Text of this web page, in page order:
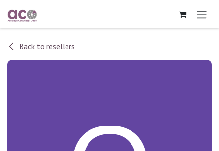
Back to resellers